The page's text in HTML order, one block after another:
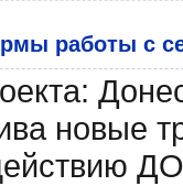
работы с
новые